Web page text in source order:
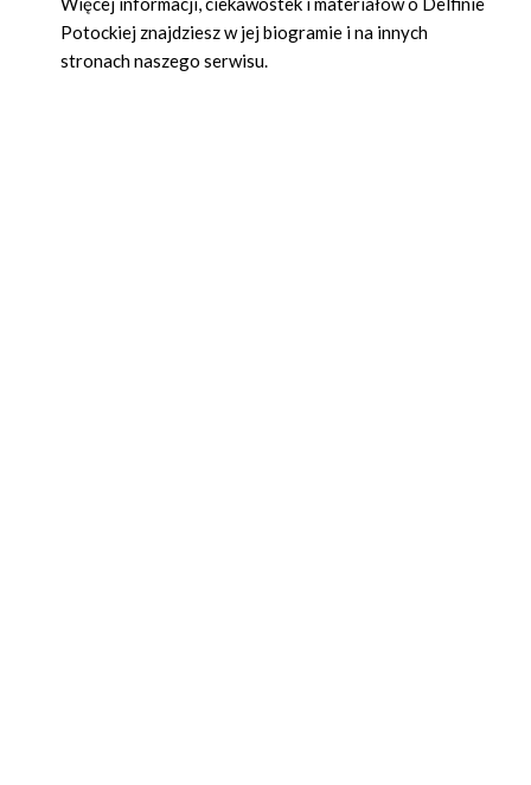
Potockiej znajdziesz w jej biogramie i na innych
stronach naszego serwisu.